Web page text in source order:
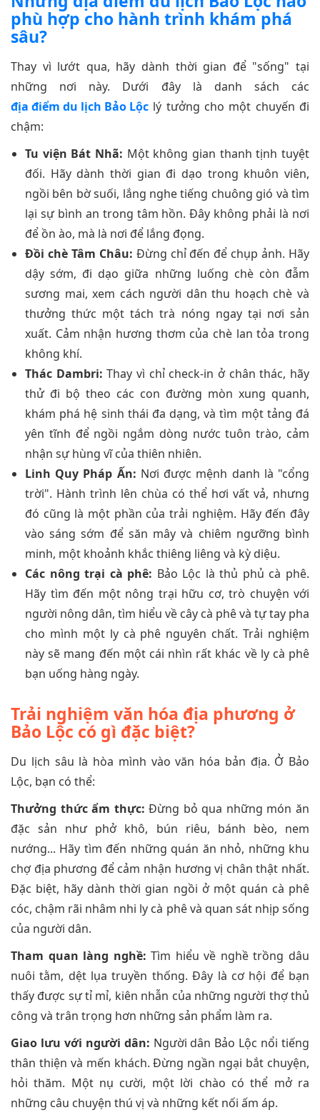
phù hợp cho hành trình khám phá
sâu?
Thay vì lướt qua, hãy dành thời gian để "sống" tại
những nơi này. Dưới đây là danh sách các
địa điểm du lịch Bảo Lộc lý tưởng cho một chuyến đi
chậm:
Tu viện Bát Nhã: Một không gian thanh tịnh tuyệt
đối. Hãy dành thời gian đi dạo trong khuôn viên,
ngồi bên bờ suối, lắng nghe tiếng chuông gió và tìm
lại sự bình an trong tâm hồn. Đây không phải là nơi
để ồn ào, mà là nơi để lắng đọng.
Đồi chè Tâm Châu: Đừng chỉ đến để chụp ảnh. Hãy
dậy sớm, đi dạo giữa những luống chè còn đẫm
sương mai, xem cách người dân thu hoạch chè và
thưởng thức một tách trà nóng ngay tại nơi sản
xuất. Cảm nhận hương thơm của chè lan tỏa trong
không khí.
Thác Dambri: Thay vì chỉ check-in ở chân thác, hãy
thử đi bộ theo các con đường mòn xung quanh,
khám phá hệ sinh thái đa dạng, và tìm một tảng đá
yên tĩnh để ngồi ngắm dòng nước tuôn trào, cảm
nhận sự hùng vĩ của thiên nhiên.
Linh Quy Pháp Ấn: Nơi được mệnh danh là "cổng
trời". Hành trình lên chùa có thể hơi vất vả, nhưng
đó cũng là một phần của trải nghiệm. Hãy đến đây
vào sáng sớm để săn mây và chiêm ngưỡng bình
minh, một khoảnh khắc thiêng liêng và kỳ diệu.
Các nông trại cà phê: Bảo Lộc là thủ phủ cà phê.
Hãy tìm đến một nông trại hữu cơ, trò chuyện với
người nông dân, tìm hiểu về cây cà phê và tự tay pha
cho mình một ly cà phê nguyên chất. Trải nghiệm
này sẽ mang đến một cái nhìn rất khác về ly cà phê
bạn uống hàng ngày.
Trải nghiệm văn hóa địa phương ở
Bảo Lộc có gì đặc biệt?
Du lịch sâu là hòa mình vào văn hóa bản địa. Ở Bảo
Lộc, bạn có thể:
Thưởng thức ẩm thực: Đừng bỏ qua những món ăn
đặc sản như phở khô, bún riêu, bánh bèo, nem
nướng... Hãy tìm đến những quán ăn nhỏ, những khu
chợ địa phương để cảm nhận hương vị chân thật nhất.
Đặc biệt, hãy dành thời gian ngồi ở một quán cà phê
cóc, chậm rãi nhâm nhi ly cà phê và quan sát nhịp sống
của người dân.
Tham quan làng nghề: Tìm hiểu về nghề trồng dâu
nuôi tằm, dệt lụa truyền thống. Đây là cơ hội để bạn
thấy được sự tỉ mỉ, kiên nhẫn của những người thợ thủ
công và trân trọng hơn những sản phẩm làm ra.
Giao lưu với người dân: Người dân Bảo Lộc nổi tiếng
thân thiện và mến khách. Đừng ngần ngại bắt chuyện,
hỏi thăm. Một nụ cười, một lời chào có thể mở ra
những câu chuyện thú vị và những kết nối ấm áp.